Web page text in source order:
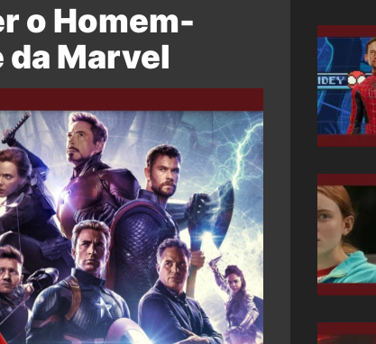
o Homem-
Marvel